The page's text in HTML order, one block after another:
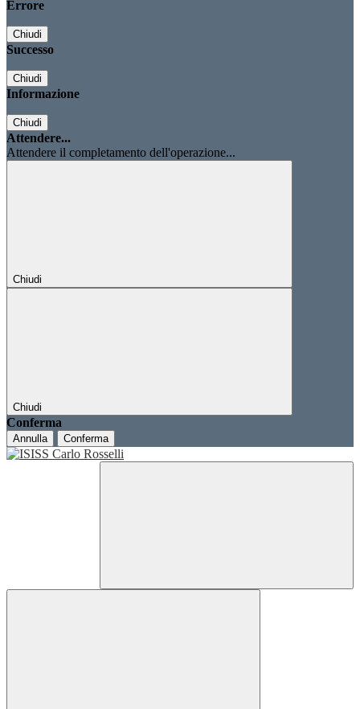
Errore
Chiudi
Successo
Chiudi
Informazione
Chiudi
Attendere...
Attendere il completamento dell'operazione...
Chiudi
Chiudi
Conferma
Annulla Conferma